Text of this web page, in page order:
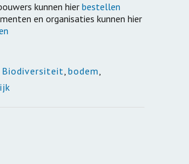
kunnen hier bestellen
en organisaties kunnen hier
Biodiversiteit, bodem,